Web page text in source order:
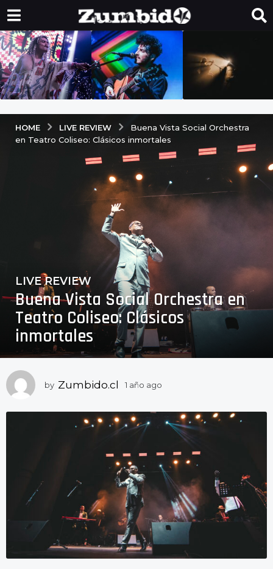
HOME LIVE REVIEW
Buena Vista Social Orchestra
en Teatro Coliseo: Clásicos inmortales
1
a
ñ
o
a
g
o
1
ñ
LIVE REVIEW
Buena Vista Social Orchestra en
Teatro Coliseo: Clásicos
inmortales
by Zumbido.cl 1 año ago
o
o